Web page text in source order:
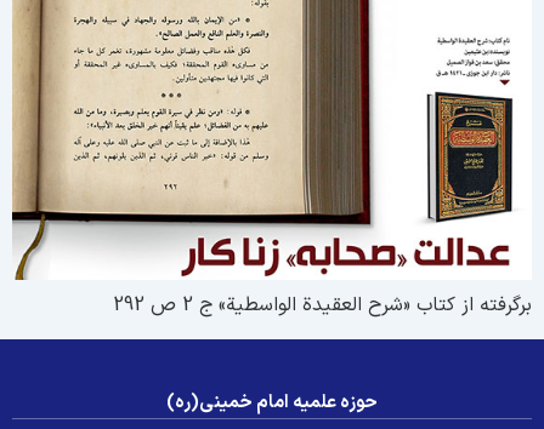
از کتاب «شرح العقیدة الواسطیة» ج 2 ص 292
حوزه علمیه امام خمینی(ره)